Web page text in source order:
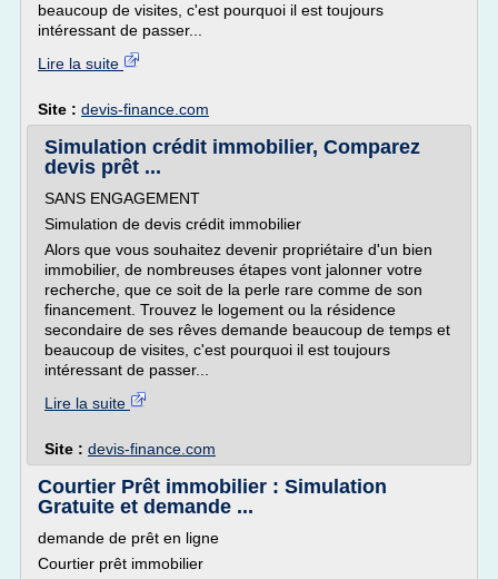
beaucoup de visites, c'est pourquoi il est toujours
intéressant de passer...
Lire la suite
Site : devis-finance.com
Simulation crédit immobilier, Comparez
devis prêt ...
SANS ENGAGEMENT
Simulation de devis crédit immobilier
Alors que vous souhaitez devenir propriétaire d'un bien
immobilier, de nombreuses étapes vont jalonner votre
recherche, que ce soit de la perle rare comme de son
financement. Trouvez le logement ou la résidence
secondaire de ses rêves demande beaucoup de temps et
beaucoup de visites, c'est pourquoi il est toujours
intéressant de passer...
Lire la suite
Site : devis-finance.com
Courtier Prêt immobilier : Simulation
Gratuite et demande ...
demande de prêt en ligne
Courtier prêt immobilier